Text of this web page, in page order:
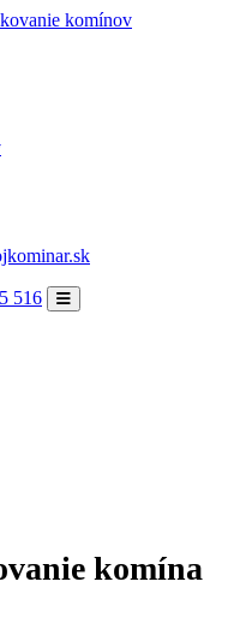
516
komína